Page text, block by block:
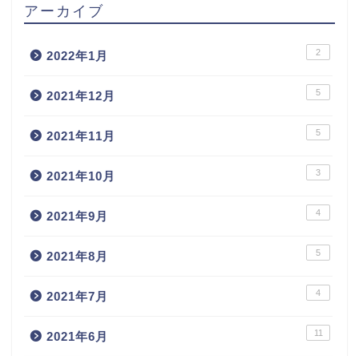
アーカイブ
2022年1月 2
2021年12月 5
2021年11月 5
2021年10月 3
2021年9月 4
2021年8月 5
2021年7月 4
2021年6月 11